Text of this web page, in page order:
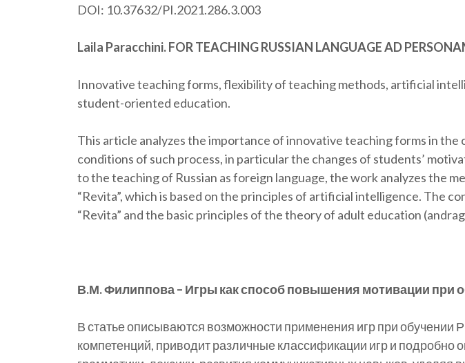
DOI: 10.37632/PI.2021.286.3.003
Laila Paracchini. FOR TEACHING RUSSIAN LANGUAGE AD
Innovative teaching forms, flexibility of teaching methods, artificial
student-oriented education.
This article analyzes the importance of innovative teaching forms in
conditions of such process, in particular the changes of students’
to the teaching of Russian as foreign language, the work analyzes the
“Revita”, which is based on the principles of artificial intelligence. The
“Revita” and the basic principles of the theory of adult education
В.М. Филиппова – Игры как способ повышения мотивации при
В статье описываются возможности применения игр при
компетенций, приводит различные классификации игр и подробно